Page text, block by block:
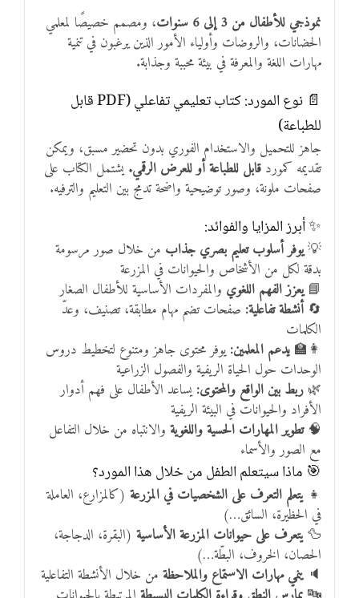
نموذجي للأطفال من 3 إلى 6 سنوات
، ومصمم خصيصًا لمعلمي
الحضانات، والروضات وأولياء الأمور الذين يرغبون في تنمية
مهارات اللغة والمعرفة في بيئة محببة وجذابة.
📄 نوع المورد: كتاب تعليمي تفاعلي (PDF قابل
للطباعة)
جاهز للتحميل والاستخدام الفوري بدون تحضير مسبق، ويمكن
تقديمه كمورد قابل للطباعة أو للعرض الرقمي.يشتمل الكتاب على
صفحات ملونة، وصور توضيحية واضحة تدمج بين التعليم والترفيه.
✨ أبرز المزايا والفوائد:
💡يوفر أسلوب تعليم بصري جذاب من خلال صور مرسومة
بدقة لكل من الأشخاص والحيوانات في المزرعة
📘يعزز الفهم اللغوي والمفردات الأساسية للأطفال الصغار
🔄أنشطة تفاعلية: صفحات تضم مهام مطابقة، تصنيف، وعدّ
الكلمات
👩‍🏫 يدعم المعلمين:يوفر محتوى جاهز ومتنوع لتخطيط دروس
الوحدات حول الحياة الريفية والفصول الزراعية
🌿 ربط بين الواقع والمحتوى:يساعد الأطفال على فهم أدوار
الأفراد والحيوانات في البيئة الريفية
🧠تطوير المهارات الحسية واللغويةوالانتباه من خلال التفاعل
مع الصور والأسماء
🎯 ماذا سيتعلم الطفل من خلال هذا المورد؟
👧 يتعلم التعرف على الشخصيات في المزرعة(كالمزارع، العاملة
في الحظيرة، السائق…)
🦆يتعرف على حيوانات المزرعة الأساسية(البقرة، الدجاجة،
الحصان، الخروف، البطّة…)
🔈ينمي مهارات الاستماع والملاحظةمن خلال الأنشطة التفاعلية